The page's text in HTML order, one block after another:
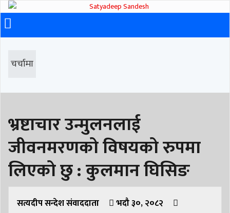
चर्चामा
भ्रष्टाचार उन्मुलनलाई
जीवनमरणको विषयको रुपमा
लिएको छु : कुलमान घिसिङ
सत्यदीप सन्देश संवाददाता
भदौ ३०, २०८२